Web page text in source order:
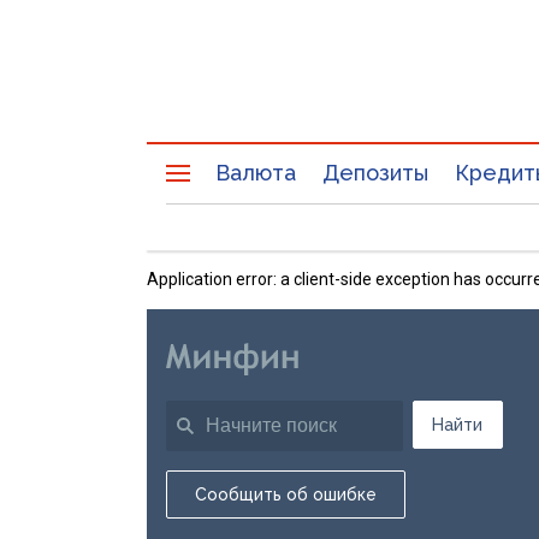
Валюта Депозиты
Application error: a client-side exception has
Найти
Сообщить об ошибке